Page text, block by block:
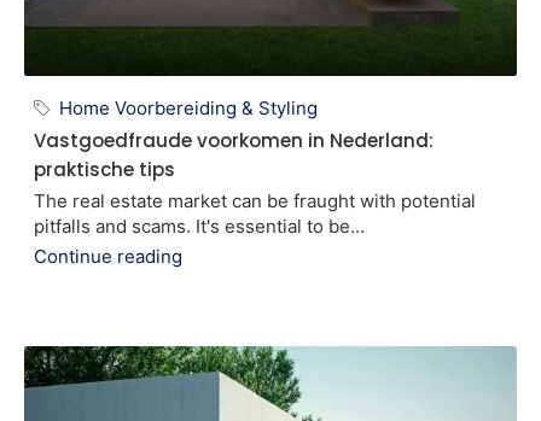
Home Voorbereiding & Styling
Vastgoedfraude voorkomen in Nederland:
praktische tips
The real estate market can be fraught with potential
pitfalls and scams. It's essential to be...
Continue reading